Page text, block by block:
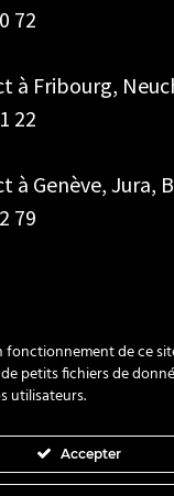
72
à Fribourg,
22
à Genève, Jura,
79
fonctionnement de ce
petits fichiers de
utilisateurs.
Accepter